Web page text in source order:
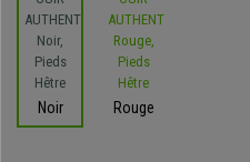
Noir Rouge